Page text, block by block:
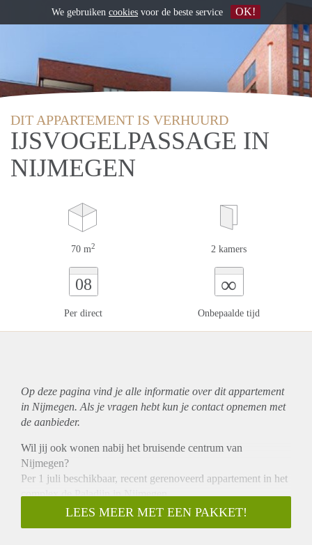
DIT APPARTEMENT IS VERHUURD
IJSVOGELPASSAGE IN
NIJMEGEN
70 m2 2 kamers
08
Per direct
∞
Onbepaalde tijd
Op deze pagina vind je alle informatie over ditappartement
in Nijmegen. Als je vragen hebt kun je contact opnemen met
de aanbieder.
Wil jij ook wonen nabij het bruisende centrum van
Nijmegen?
Per 1 juli beschikbaar, recent gerenoveerd appartement in het
complex de Paladijn in Nijmegen.
De nieuwe keuken is voorzien van luxe inbouwapparatuur.
Tevens is er een separaat toilet en een bergkast met
LEES MEER MET EEN PAKKET!
We gebruiken cookies voor de beste service OK!